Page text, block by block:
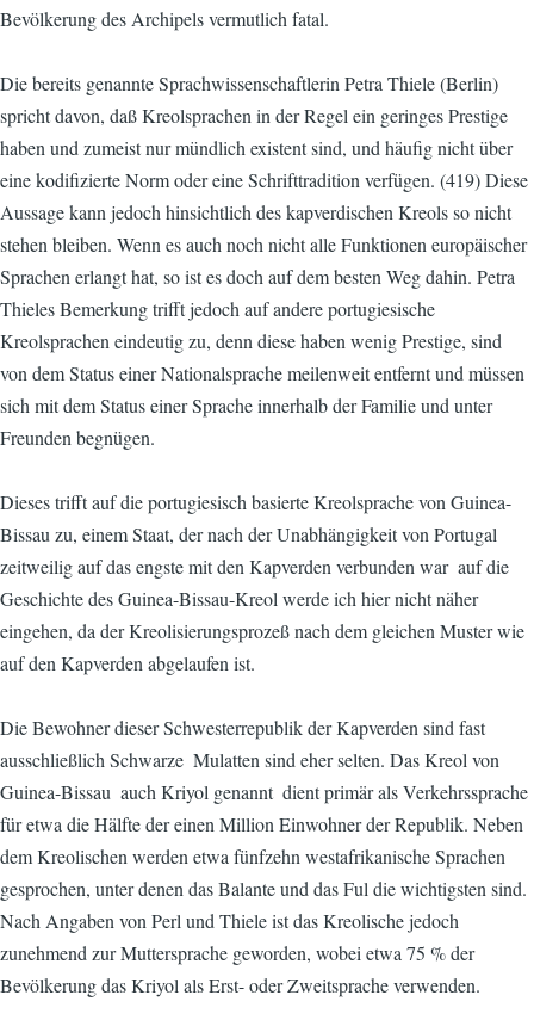
Bevölkerung des Archipels vermutlich fatal.
Die bereits genannte Sprachwissenschaftlerin Petra Thiele (Berlin)
spricht davon, daß Kreolsprachen in der Regel ein geringes Prestige
haben und zumeist nur mündlich existent sind, und häufig nicht über
eine kodifizierte Norm oder eine Schrifttradition verfügen. (419) Diese
Aussage kann jedoch hinsichtlich des kapverdischen Kreols so nicht
stehen bleiben. Wenn es auch noch nicht alle Funktionen europäischer
Sprachen erlangt hat, so ist es doch auf dem besten Weg dahin. Petra
Thieles Bemerkung trifft jedoch auf andere portugiesische
Kreolsprachen eindeutig zu, denn diese haben wenig Prestige, sind
von dem Status einer Nationalsprache meilenweit entfernt und müssen
sich mit dem Status einer Sprache innerhalb der Familie und unter
Freunden begnügen.
Dieses trifft auf die portugiesisch basierte Kreolsprache von Guinea-
Bissau zu, einem Staat, der nach der Unabhängigkeit von Portugal
zeitweilig auf das engste mit den Kapverden verbunden war  auf die
Geschichte des Guinea-Bissau-Kreol werde ich hier nicht näher
eingehen, da der Kreolisierungsprozeß nach dem gleichen Muster wie
auf den Kapverden abgelaufen ist.
Die Bewohner dieser Schwesterrepublik der Kapverden sind fast
ausschließlich Schwarze  Mulatten sind eher selten. Das Kreol von
Guinea-Bissau  auch Kriyol genannt  dient primär als Verkehrssprache
für etwa die Hälfte der einen Million Einwohner der Republik. Neben
dem Kreolischen werden etwa fünfzehn westafrikanische Sprachen
gesprochen, unter denen das Balante und das Ful die wichtigsten sind.
Nach Angaben von Perl und Thiele ist das Kreolische jedoch
zunehmend zur Muttersprache geworden, wobei etwa 75 % der
Bevölkerung das Kriyol als Erst- oder Zweitsprache verwenden.